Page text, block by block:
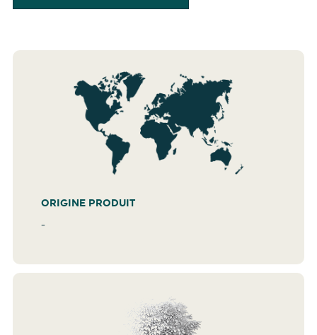
ORIGINE PRODUIT
-